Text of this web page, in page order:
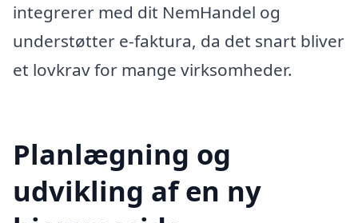
integrerer med dit NemHandel og
understøtter e-faktura, da det snart bliver
et lovkrav for mange virksomheder.
Planlægning og
udvikling af en ny